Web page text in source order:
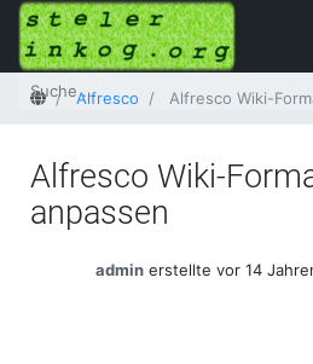
Startseite
Alfresco Alfresco Wiki-
Alfresco Wiki-
anpassen
admin erstellte vor 14